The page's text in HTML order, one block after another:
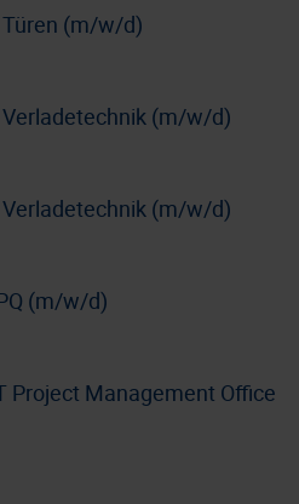
(m/w/d)
(m/w/d)
(m/w/d)
(m/w/d)
Project Management Office